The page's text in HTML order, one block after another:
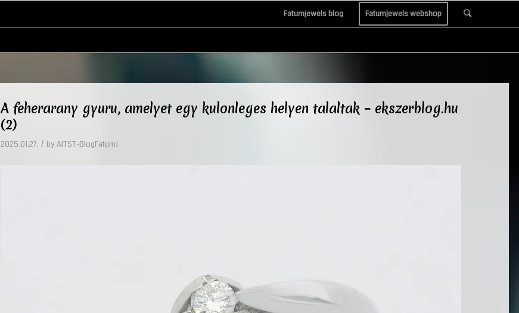
Fatumjewels blog Fatumjewels webshop
A feherarany gyuru, amelyet egy kulonleges helyen talaltak – ekszerblog.hu
(2)
2025.01.27. / by AITST-BlogFatumJ